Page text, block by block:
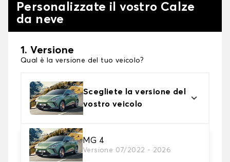
Personalizzate il vostro Calze
da neve
1. Versione
Qual è la versione del tuo veicolo?
Scegliete la versione del
vostro veicolo
MG 4
Versione 07/2022 - 2026
2. Finitura a calza
Scegli le calze da neve adatte alle tue necessità